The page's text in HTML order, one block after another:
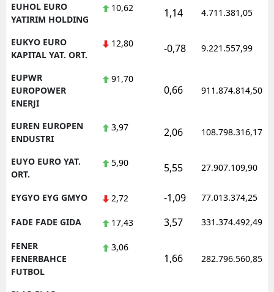
EUHOL EURO
YATIRIM HOLDING
10,62 1,14 4.711.381,05
EUKYO EURO
KAPITAL YAT. ORT.
12,80 -0,78 9.221.557,99
EUPWR
EUROPOWER
ENERJI
91,70
0,66 911.874.814,50
EUREN EUROPEN
ENDUSTRI
3,97 2,06 108.798.316,17
EUYO EURO YAT.
ORT.
5,90 5,55 27.907.109,90
EYGYO EYG GMYO 2,72 -1,09 77.013.374,25
FADE FADE GIDA 17,43 3,57 331.374.492,49
FENER
FENERBAHCE
FUTBOL
3,06
1,66 282.796.560,85